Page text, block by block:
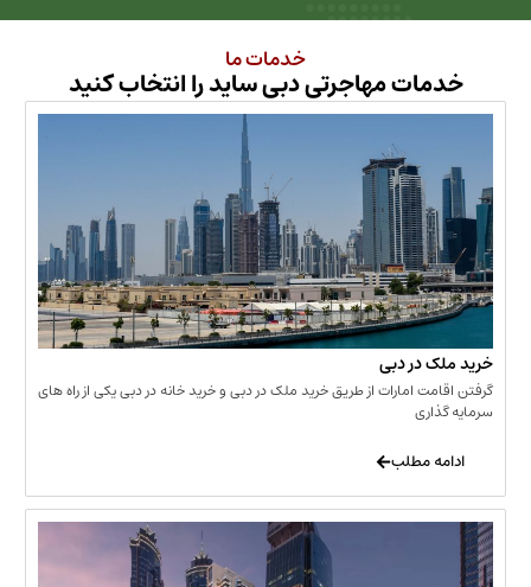
خدمات ما
خدمات مهاجرتی دبی ساید را انتخاب کنید
خرید ملک در دبی
گرفتن اقامت امارات از طریق خرید ملک در دبی و خرید خانه در دبی یکی از راه های
سرمایه گذاری
ادامه مطلب